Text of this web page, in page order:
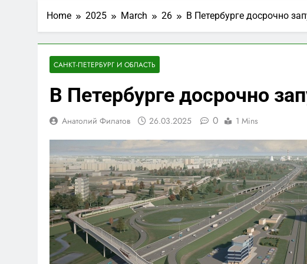
Home 2025 March 26 В Петербурге досрочно
САНКТ-ПЕТЕРБУРГ И ОБЛАСТЬ
В Петербурге досрочно
Анатолий Филатов 26.03.2025 0 1 Mins